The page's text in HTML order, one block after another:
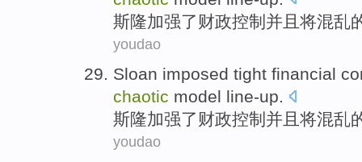
斯隆加强了 财政控制并且 将混乱
youdao
Sloan imposed tight financial
chaotic model line-up.
斯隆加强了 财政控制 并且 将混乱
youdao